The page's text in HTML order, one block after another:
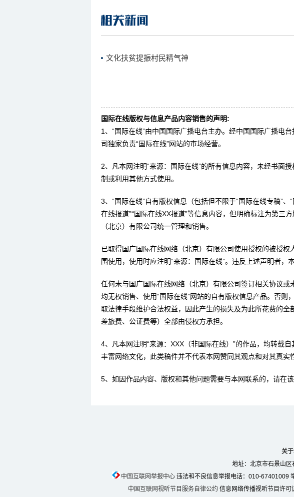
文化扶贫提振村民精气神
国际在线版权与信息产品内容销售的声明:
1、“国际在线”由中国国际广播电台主办。经中国国际广播电
司独家负责“国际在线”网站的市场经营。
2、凡本网注明“来源：国际在线”的所有信息内容，未经书面
制或利用其他方式使用。
3、“国际在线”自有版权信息（包括但不限于“国际在线专稿”、
在线报道”“国际在线XX报道”等信息内容，但明确标注为第三
（北京）有限公司统一管理和销售。
已取得国广国际在线网络（北京）有限公司使用授权的被授
围使用，使用时应注明“来源：国际在线”。违反上述声明者，
任何未与国广国际在线网络（北京）有限公司签订相关协议或
均无权销售、使用“国际在线”网站的自有版权信息产品。否则
取法律手段维护合法权益，因此产生的损失及为此所花费的全
差旅费、公证费等）全部由侵权方承担。
4、凡本网注明“来源：XXX（非国际在线）”的作品，均转载
丰富网络文化，此类稿件并不代表本网赞同其观点和对其真实
5、如因作品内容、版权和其他问题需要与本网联系的，请在
关
地址：北京市石景山
中国互联网举报中心违法和不良信息举报电话：010-67401009
中国互联网视听节目服务自律公约 信息网络传播视听节目许